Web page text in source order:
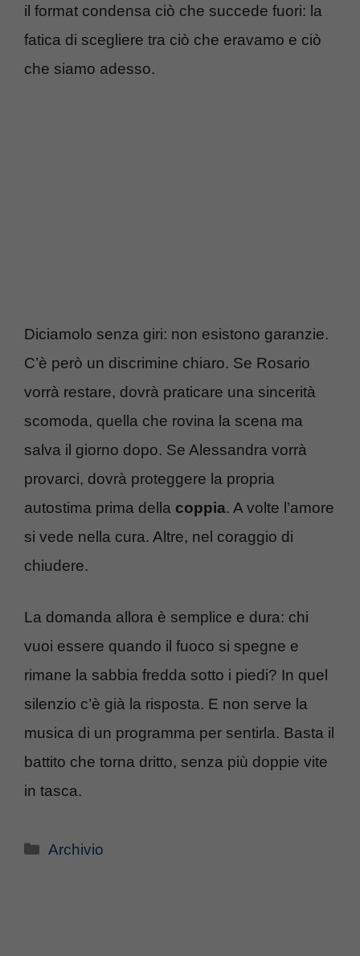
il format condensa ciò che succede fuori: la
fatica di scegliere tra ciò che eravamo e ciò
che siamo adesso.
Diciamolo senza giri: non esistono garanzie.
C’è però un discrimine chiaro. Se Rosario
vorrà restare, dovrà praticare una sincerità
scomoda, quella che rovina la scena ma
salva il giorno dopo. Se Alessandra vorrà
provarci, dovrà proteggere la propria
autostima prima della coppia. A volte l’amore
si vede nella cura. Altre, nel coraggio di
chiudere.
La domanda allora è semplice e dura: chi
vuoi essere quando il fuoco si spegne e
rimane la sabbia fredda sotto i piedi? In quel
silenzio c’è già la risposta. E non serve la
musica di un programma per sentirla. Basta il
battito che torna dritto, senza più doppie vite
in tasca.
Categorie
Archivio